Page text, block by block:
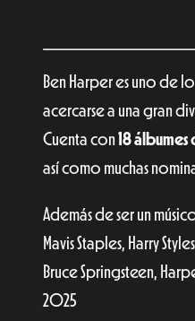
Ben Harper es uno de
acercarse a una gran
Cuenta con18
así como muchas
Además de ser un
Mavis Staples, Harry
Bruce Springsteen,
2025